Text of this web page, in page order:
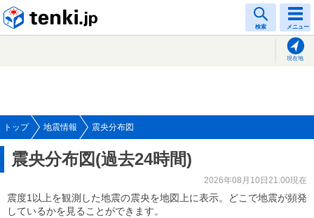
検索 メニュー
現在地
トップ 地震情報 震央分布図
震央分布図(過去24時間)
2026年08月10日21:00現在
震度1以上を観測した地震の震央を地図上に表示。どこで地震が頻発
しているかを見ることができます。